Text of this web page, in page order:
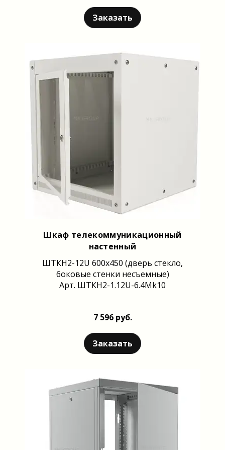
Заказать
Шкаф телекоммуникационный
настенный
ШТКН2-12U 600x450 (дверь стекло,
боковые стенки несъемные)
Арт. ШТКН2-1.12U-6.4Mk10
7 596 руб.
Заказать